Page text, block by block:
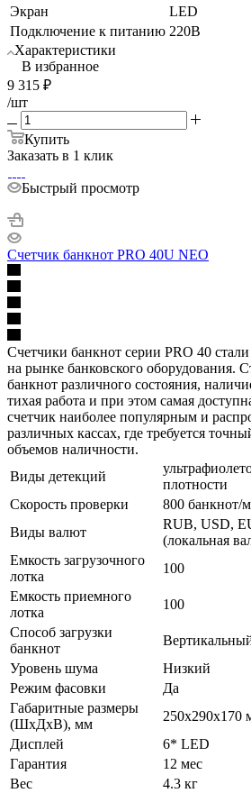
Экран
LED
Подключение к питанию 220В
Характеристики
В избранное
9 315 ₽
/шт
Купить
Заказать в 1 клик
Быстрый просмотр
Счетчик банкнот PRO 40U NEO
Счетчики банкнот серии PRO 40
на рынке банковского оборудования.
банкнот различного состояния,
тихая работа и при этом самая
счетчик наиболее популярным и
различных кассах, где требуется
объемов наличности.
Виды детекций
плотности
Скорость проверки
800 банкнот/
Виды валют
RUB, USD,
(локальная
Емкость загрузочного
лотка
100
Емкость приемного
лотка
100
Способ загрузки
банкнот
Уровень шума
Низкий
Режим фасовки
Да
Габаритные размеры
(ШхДхВ), мм
250x290x170
Дисплей
6* LED
Гарантия
12 мес
Вес
4.3 кг